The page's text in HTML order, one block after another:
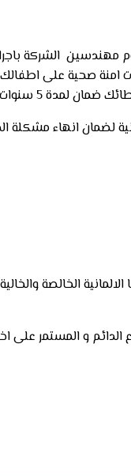
شركة مصرحة و مرخصة من وزارة الصحة تعمل الشركة فى
امنة صحية على
لضمان انهاء
الخالصة
و المستمر على